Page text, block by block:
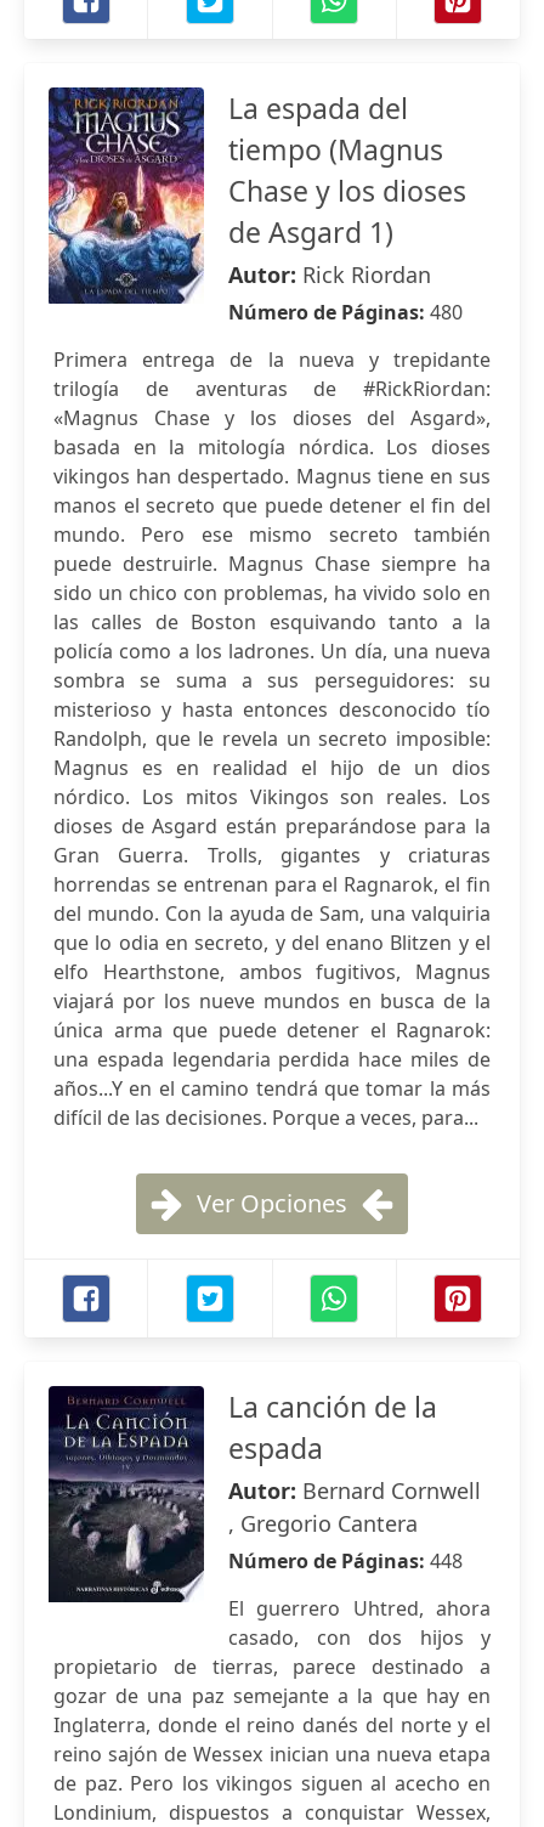
La espada del
tiempo (Magnus
Chase y los dioses
de Asgard 1)
Autor: Rick Riordan
Número de Páginas: 480
Primera entrega de la nueva y trepidante
trilogía de aventuras de #RickRiordan:
«Magnus Chase y los dioses del Asgard»,
basada en la mitología nórdica. Los dioses
vikingos han despertado. Magnus tiene en sus
manos el secreto que puede detener el fin del
mundo. Pero ese mismo secreto también
puede destruirle. Magnus Chase siempre ha
sido un chico con problemas, ha vivido solo en
las calles de Boston esquivando tanto a la
policía como a los ladrones. Un día, una nueva
sombra se suma a sus perseguidores: su
misterioso y hasta entonces desconocido tío
Randolph, que le revela un secreto imposible:
Magnus es en realidad el hijo de un dios
nórdico. Los mitos Vikingos son reales. Los
dioses de Asgard están preparándose para la
Gran Guerra. Trolls, gigantes y criaturas
horrendas se entrenan para el Ragnarok, el fin
del mundo. Con la ayuda de Sam, una valquiria
que lo odia en secreto, y del enano Blitzen y el
elfo Hearthstone, ambos fugitivos, Magnus
viajará por los nueve mundos en busca de la
única arma que puede detener el Ragnarok:
una espada legendaria perdida hace miles de
años...Y en el camino tendrá que tomar la más
difícil de las decisiones. Porque a veces, para...
Ver Opciones
La canción de la
espada
Autor: Bernard Cornwell
, Gregorio Cantera
Número de Páginas: 448
El guerrero Uhtred, ahora
casado, con dos hijos y
propietario de tierras, parece destinado a
gozar de una paz semejante a la que hay en
Inglaterra, donde el reino danés del norte y el
reino sajón de Wessex inician una nueva etapa
de paz. Pero los vikingos siguen al acecho en
Londinium, dispuestos a conquistar Wessex,